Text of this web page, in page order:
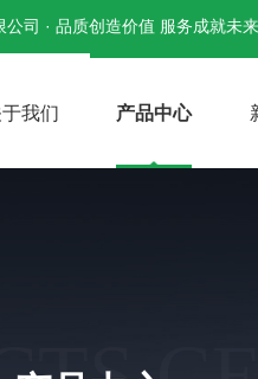
司 · 品质创造价值 服务成就未来
我们 产品中心